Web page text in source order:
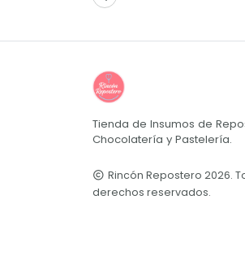
Tienda de Insumos de
Chocolatería y Pastelería.
Rincón Repostero 2026.
derechos reservados.